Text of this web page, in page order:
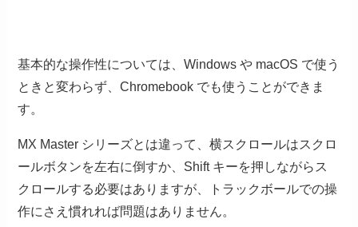
基本的な操作性については、Windows や macOS で使う
ときと変わらず、Chromebook でも使うことができま
す。
MX Master シリーズとは違って、横スクロールはスクロ
ールボタンを左右に倒すか、Shift キーを押しながらス
クロールする必要はありますが、トラックボールでの操
作にさえ慣れれば問題はありません。